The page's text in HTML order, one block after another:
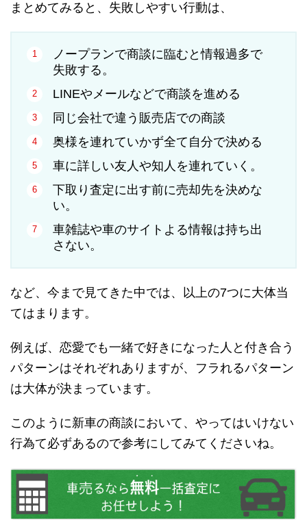
まとめてみると、失敗しやすい行動は、
ノープランで商談に臨むと情報過多で
失敗する。
LINEやメールなどで商談を進める
同じ会社で違う販売店での商談
奥様を連れていかず全て自分で決める
車に詳しい友人や知人を連れていく。
下取り査定に出す前に売却先を決めな
い。
車雑誌や車のサイトよる情報は持ち出
さない。
など、今まで見てきた中では、以上の7つに大体当
てはまります。
例えば、恋愛でも一緒で好きになった人と付き合う
パターンはそれぞれありますが、フラれるパターン
は大体が決まっています。
このように新車の商談において、やってはいけない
行為て必ずあるので参考にしてみてくださいね。